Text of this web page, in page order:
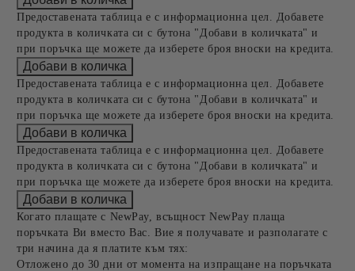
Предоставената таблица е с информационна цел. Добавете
продукта в количката си с бутона "Добави в количката" и
при поръчка ще можете да изберете броя вноски на кредита.
Предоставената таблица е с информационна цел. Добавете
продукта в количката си с бутона "Добави в количката" и
при поръчка ще можете да изберете броя вноски на кредита.
Предоставената таблица е с информационна цел. Добавете
продукта в количката си с бутона "Добави в количката" и
при поръчка ще можете да изберете броя вноски на кредита.
Когато плащате с NewPay, всъщност NewPay плаща
поръчката Ви вместо Вас. Вие я получавате и разполагате с
три начина да я платите към тях:
Отложено до 30 дни от момента на изпращане на поръчката